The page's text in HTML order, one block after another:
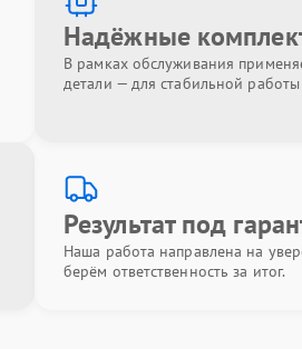
Надёжные
В рамках обслуживания
детали — для стабильной работы
Результат под
Наша работа направлена на
берём ответственность за итог.